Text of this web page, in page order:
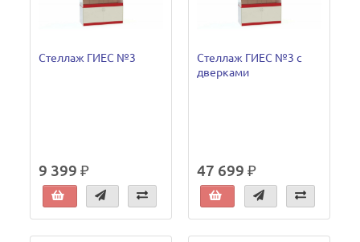
Стеллаж ГИЕС №3
9 399 ₽
Стеллаж ГИЕС №3 с
дверками
47 699 ₽